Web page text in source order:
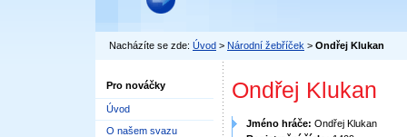
Nacházíte se zde: Úvod > Národní žebříček > Ondřej Klukan
Pro nováčky
Úvod
O našem svazu
Ondřej Klukan
Jméno hráče: Ondřej Klukan